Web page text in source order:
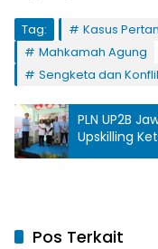
Tag: Kasus
Mahkamah Agung
Sengketa dan
PLN UP2B
Upskilling
Dewasa
Pos Terkait